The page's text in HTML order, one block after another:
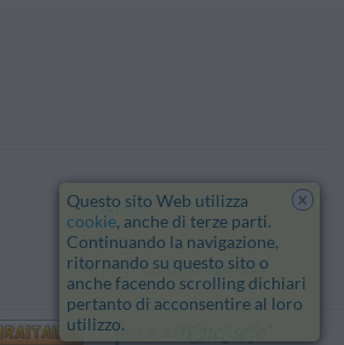
Note Legali
Privacy
Termini e Condizioni generali
x
Questo sito Web utilizza
cookie, anche di terze parti.
Continuando la navigazione,
ritornando su questo sito o
anche facendo scrolling dichiari
pertanto di acconsentire al loro
utilizzo.